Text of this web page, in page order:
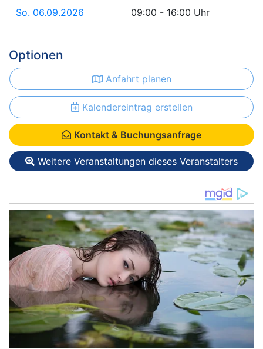
So. 06.09.2026 09:00 - 16:00 Uhr
Optionen
Anfahrt planen
Kalendereintrag erstellen
Kontakt & Buchungsanfrage
Weitere Veranstaltungen dieses Veranstalters